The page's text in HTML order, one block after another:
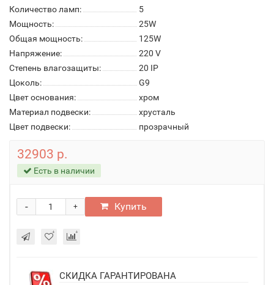
Количество ламп:
5
Мощность:
25W
Общая мощность:
125W
Напряжение:
220 V
Степень влагозащиты:
20 IP
Цоколь:
G9
Цвет основания:
хром
Материал подвески:
хрусталь
Цвет подвески:
прозрачный
32903 р.
Есть в наличии
+
- Купить
СКИДКА ГАРАНТИРОВАНА